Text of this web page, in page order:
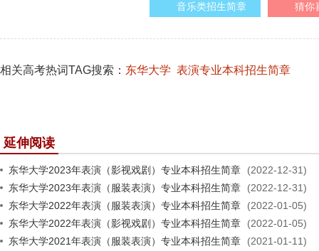
音乐类招生简章 猜你
相关高考热词TAG搜索： 东华大学 表演专业本科招生简章
延伸阅读
东华大学2023年表演（影视戏剧）专业本科招生简章
(2022-12-31)
东华大学2023年表演（服装表演）专业本科招生简章
(2022-12-31)
东华大学2022年表演（服装表演）专业本科招生简章
(2022-01-05)
东华大学2022年表演（影视戏剧）专业本科招生简章
(2022-01-05)
东华大学2021年表演（服装表演）专业本科招生简章
(2021-01-11)